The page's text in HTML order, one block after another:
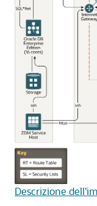
Descrizione